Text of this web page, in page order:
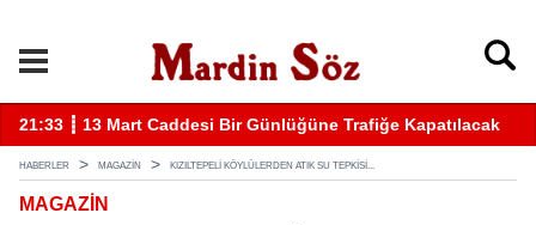
11:57 ┋ Midyat’ta bıçaklı kavga can aldı
HABERLER MAGAZİN KIZILTEPELİ KÖYLÜLERDEN ATIK SU TEPKİSİ...
MAGAZİN